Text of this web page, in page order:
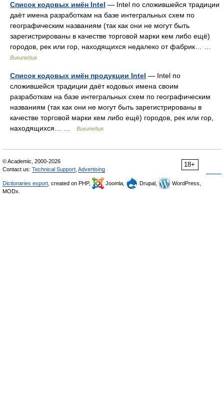
Список кодовых имён Intel — Intel по сложившейся традиции
даёт имена разработкам на базе интегральных схем по
географическим названиям (так как они не могут быть
зарегистрированы в качестве торговой марки кем либо ещё)
городов, рек или гор, находящихся недалеко от фабрик… …
Википедия
Список кодовых имён продукции Intel — Intel по
сложившейся традиции даёт кодовых имена своим
разработкам на базе интегральных схем по географическим
названиям (так как они не могут быть зарегистрированы в
качестве торговой марки кем либо ещё) городов, рек или гор,
находящихся… …
Википедия
18+
© Academic, 2000-2026
Contact us: Technical Support Advertising
Dictionaries export , created on PHP, Joomla, Drupal,
WordPress,
MODx.